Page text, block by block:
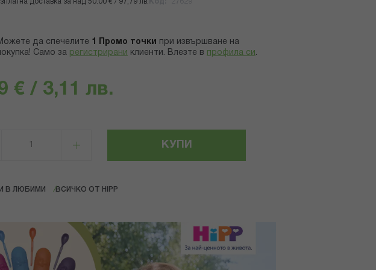
доставка за над 50.00 € / 97,79 лв.
да спечелите 1 Промо точки
при извършване на
Само за регистрирани клиенти. Влезте в профила си .
€ / 3,11 лв.
КУПИ
В ЛЮБИМИ ВСИЧКО ОТ HIPP